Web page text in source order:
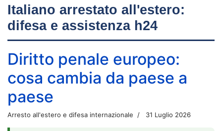
Italiano arrestato all'estero:
difesa e assistenza h24
Diritto penale europeo:
cosa cambia da paese a
paese
Arresto all'estero e difesa internazionale 31 Luglio 2026